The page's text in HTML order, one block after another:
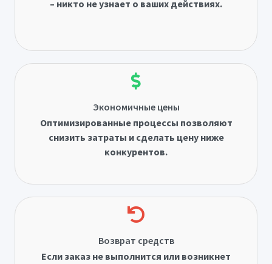
– никто не узнает о ваших действиях.
Экономичные цены
Оптимизированные процессы позволяют
снизить затраты и сделать цену ниже
конкурентов.
Возврат средств
Если заказ не выполнится или возникнет